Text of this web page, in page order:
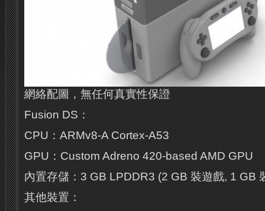
網絡配圖，無任何真實性保證
Fusion DS：
CPU：ARMv8-A Cortex-A53
GPU：Custom Adreno 420-based AMD GPU
內置存儲：3 GB LPDDR3 (2 GB 裝遊戲, 1 GB
其他裝置：